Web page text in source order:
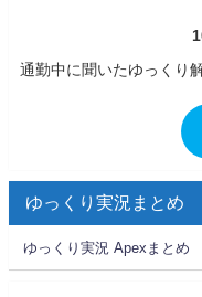
通勤中に聞いたゆっくり
ゆっくり実況まとめ
ゆっくり実況 Apexまとめ